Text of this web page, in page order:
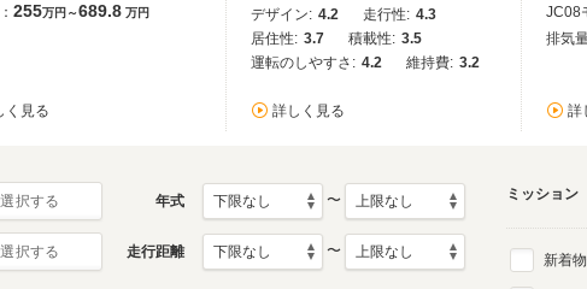
255万円～689.8 万円
く見る
デザイン: 4.2 走行性: 4.3
居住性: 3.7 積載性: 3.5
運転のしやすさ: 4.2 維持費: 3.2
詳しく見る
JC08
排気
詳
選択する 年式 〜
選択する 走行距離 〜
ミッション
新着